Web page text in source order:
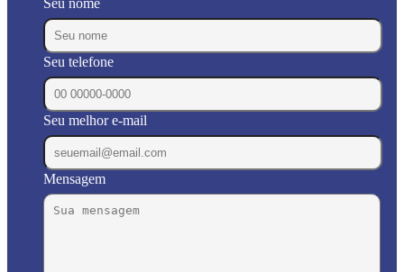
Seu nome
Seu telefone
Seu melhor e-mail
Mensagem